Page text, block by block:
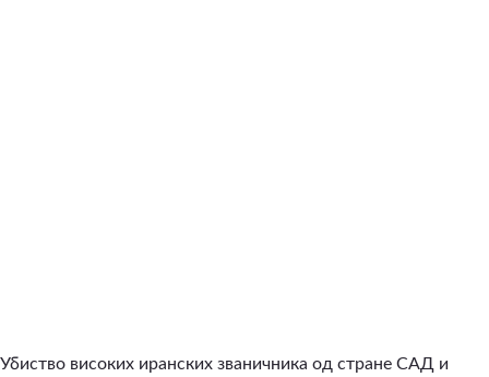
Убиство високих иранских званичника од стране САД и